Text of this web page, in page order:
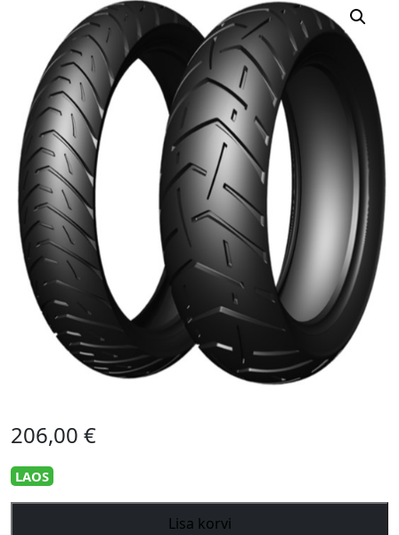
206,00 €
LAOS
Lisa korvi